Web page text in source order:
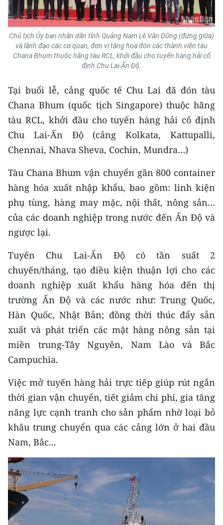
ENGLISH
中文
FRANÇAIS
ESPAÑOL
한국어
Chủ tịch Ủy ban nhân dân tỉnh Quảng Nam Lê Văn Dũng (đứng giữa)
và lãnh đạo các cơ quan, đơn vị tặng hoa đón các thành viên tàu
Chana Bhum thuộc hãng tàu RCL, khởi đầu cho tuyến hàng hải cố
định Chu Lai-Ấn Độ.
Tại buổi lễ, cảng quốc tế Chu Lai đã đón tàu
Chana Bhum (quốc tịch Singapore) thuộc hãng
tàu RCL, khởi đầu cho tuyến hàng hải cố định
Chu Lai-Ấn Độ (cảng Kolkata, Kattupalli,
Chennai, Nhava Sheva, Cochin, Mundra…)
Tàu Chana Bhum vận chuyển gần 800 container
hàng hóa xuất nhập khẩu, bao gồm: linh kiện
phụ tùng, hàng may mặc, nội thất, nông sản…
của các doanh nghiệp trong nước đến Ấn Độ và
ngược lại.
Tuyến Chu Lai-Ấn Độ có tần suất 2
chuyến/tháng, tạo điều kiện thuận lợi cho các
doanh nghiệp xuất khẩu hàng hóa đến thị
trường Ấn Độ và các nước như: Trung Quốc,
Hàn Quốc, Nhật Bản; đồng thời thúc đẩy sản
xuất và phát triển các mặt hàng nông sản tại
miền trung-Tây Nguyên, Nam Lào và Bắc
Campuchia.
Việc mở tuyến hàng hải trực tiếp giúp rút ngắn
thời gian vận chuyển, tiết giảm chi phí, gia tăng
năng lực cạnh tranh cho sản phẩm nhờ loại bỏ
khâu trung chuyển qua các cảng lớn ở hai đầu
Nam, Bắc...